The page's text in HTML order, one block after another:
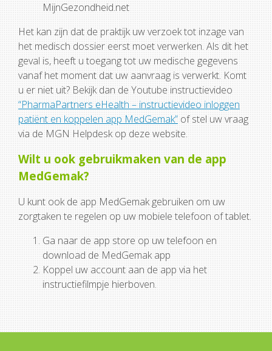
MijnGezondheid.net
Het kan zijn dat de praktijk uw verzoek tot inzage van
het medisch dossier eerst moet verwerken. Als dit het
geval is, heeft u toegang tot uw medische gegevens
vanaf het moment dat uw aanvraag is verwerkt. Komt
u er niet uit? Bekijk dan de Youtube instructievideo
“PharmaPartners eHealth – instructievideo inloggen
patiënt en koppelen app MedGemak”of stel uw vraag
via de MGN Helpdesk op deze website.
Wilt u ook gebruikmaken van de app
MedGemak?
U kunt ook de app MedGemak gebruiken om uw
zorgtaken te regelen op uw mobiele telefoon of tablet.
Ga naar de app store op uw telefoon en
download de MedGemak app
Koppel uw account aan de app via het
instructiefilmpje hierboven.